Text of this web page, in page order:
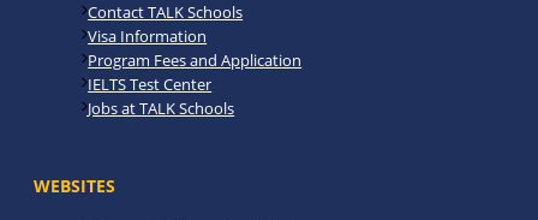
Contact TALK Schools
Visa Information
Program Fees and Application
IELTS Test Center
Jobs at TALK Schools
WEBSITES